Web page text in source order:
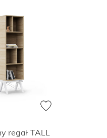
regał TALL